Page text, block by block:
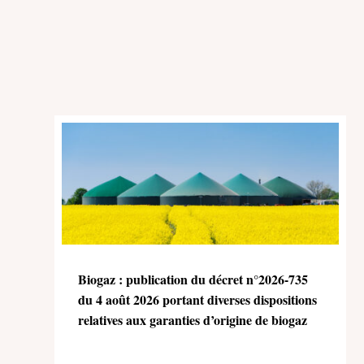
Biogaz : publication du décret n°2026-735
du 4 août 2026 portant diverses dispositions
relatives aux garanties d’origine de biogaz